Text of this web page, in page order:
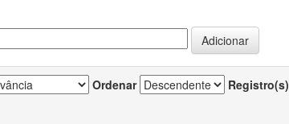
Ordenar Registro(s)